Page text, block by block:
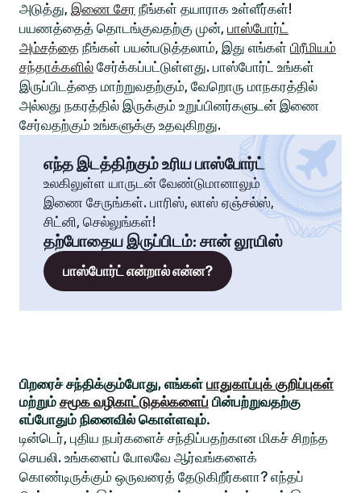
அடுத்து, இணை சேர நீங்கள் தயாராக உள்ளீர்கள்!
பயணத்தைத் தொடங்குவதற்கு முன், பாஸ்போர்ட்
அம்சத்தை நீங்கள் பயன்படுத்தலாம், இது எங்கள் பிரீமியம்
சந்தாக்களில் சேர்க்கப்பட்டுள்ளது. பாஸ்போர்ட் உங்கள்
இருப்பிடத்தை மாற்றுவதற்கும், வேறொரு மாநகரத்தில்
அல்லது நகரத்தில் இருக்கும் உறுப்பினர்களுடன் இணை
சேர்வதற்கும் உங்களுக்கு உதவுகிறது.
எந்த இடத்திற்கும் உரிய பாஸ்போர்ட்
உலகிலுள்ள யாருடன் வேண்டுமானாலும்
இணை சேருங்கள். பாரிஸ், லாஸ் ஏஞ்சல்ஸ்,
சிட்னி, செல்லுங்கள்!
தற்போதைய இருப்பிடம்: சான் லூயிஸ்
பாஸ்போர்ட் என்றால் என்ன?
பிறரைச் சந்திக்கும்போது, எங்கள் பாதுகாப்புக் குறிப்புகள்
மற்றும் சமூக வழிகாட்டுதல்களைப் பின்பற்றுவதற்கு
எப்போதும் நினைவில் கொள்ளவும்.
டின்டெர், புதிய நபர்களைச் சந்திப்பதற்கான மிகச் சிறந்த
செயலி. உங்களைப் போலவே ஆர்வங்களைக்
கொண்டிருக்கும் ஒருவரைத் தேடுகிறீர்களா? எந்தப்